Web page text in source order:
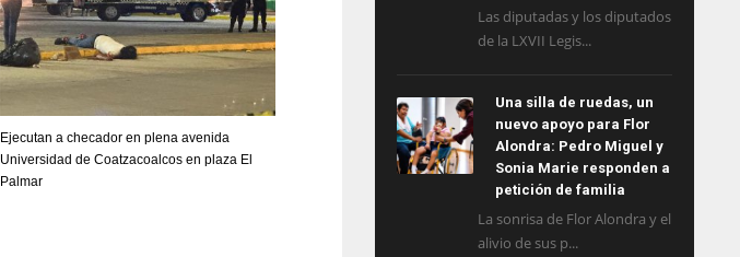
Ejecutan a checador en plena avenida
Universidad de Coatzacoalcos en plaza El
Palmar
Las diputadas y los diputados
de la LXVII Legis...
Una silla de ruedas, un
nuevo apoyo para Flor
Alondra: Pedro Miguel y
Sonia Marie responden a
petición de familia
La sonrisa de Flor Alondra y el
alivio de sus p...